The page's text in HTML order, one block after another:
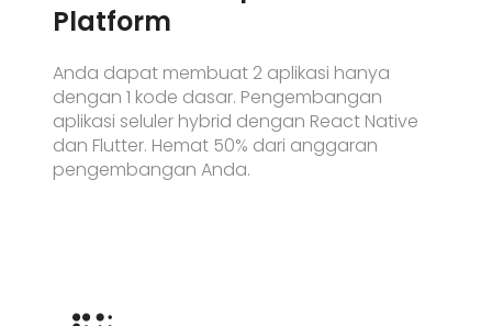
Platform
Anda dapat membuat 2 aplikasi hanya
dengan 1 kode dasar. Pengembangan
aplikasi seluler hybrid dengan React Native
dan Flutter. Hemat 50% dari anggaran
pengembangan Anda.